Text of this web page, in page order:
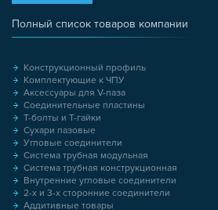
Полный список товаров компании
Конструкционный профиль
Комплектующие к ЧПУ
Аксессуары для V-паза
Соединительные пластины
Т-болты и Т-гайки
Сухари пазовые
Угловые соединители
Система трубная модульная
Система трубная конструкционная
Внутренние угловые соединители
2-х и 3-х сторонние соединители
Аддитивные товары